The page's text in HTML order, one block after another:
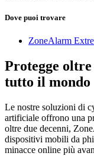
Dove puoi trovare
ZoneAlarm
Protegge
tutto il mondo
Le nostre soluzioni di
artificiale offrono una
oltre due decenni,
dispositivi mobili da
minacce online più